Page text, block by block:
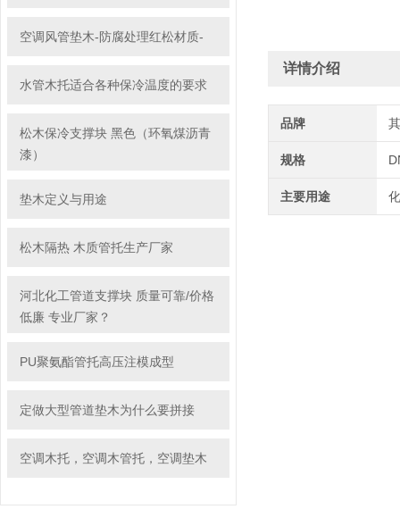
空调风管垫木-防腐处理红松材质-
水管木托适合各种保冷温度的要求
松木保冷支撑块 黑色（环氧煤沥青
漆）
垫木定义与用途
松木隔热 木质管托生产厂家
河北化工管道支撑块 质量可靠/价格
低廉 专业厂家？
PU聚氨酯管托高压注模成型
定做大型管道垫木为什么要拼接
空调木托，空调木管托，空调垫木
详情介绍
品牌
规格
主要用途